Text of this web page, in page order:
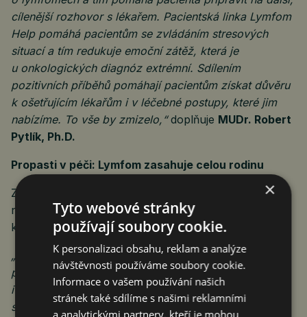
cílenější rozhovor s lékařem. Pacientská linka Lymfom
Help pomáhá pacientům se zvládáním stresových
situací a tím redukuje emoční zátěž, která je
u onkologických diagnóz extrémní. Sdílením
pozitivních příběhů pomáhají pacientům získat důvěru
k ošetřujícím lékařům i v léčebné postupy, které jim
nabízíme. To vše by zmizelo,“doplňuje MUDr. Robert
Pytlík, Ph.D.
Propasti v péči: Lymfom zasahuje celou rodinu
Zástupci pacientů a pečujících upozornili, že lymfom
není diagnózou pouze jednoho člověka, ale stává se
každodenní realitou pro celou rodinu a komunitu.
„Když si vyslechnete diagnózu, ocitnete se ve volném
pádu. Sám jsem prošel agresivní chemoterapií
i moderní CAR-T terapií, a abych lékařům dokázal, že
se můžu vrátit k aktivní službě u hasičů, uběhl jsem
×
Tyto webové stránky
používají soubory cookie.
K personalizaci obsahu, reklam a analýze
návštěvnosti používáme soubory cookie.
Informace o vašem používání našich
stránek také sdílíme s našimi reklamními
a analytickými partnery, kteří je mohou